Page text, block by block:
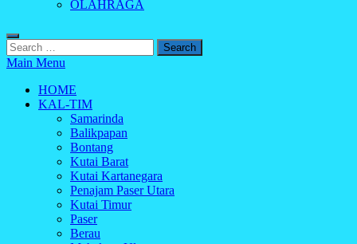
OLAHRAGA
Search
for:
Main Menu
HOME
KAL-TIM
Samarinda
Balikpapan
Bontang
Kutai Barat
Kutai Kartanegara
Penajam Paser Utara
Kutai Timur
Paser
Berau